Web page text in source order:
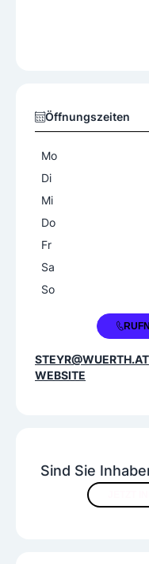
Sind Sie
Öffnungszeiten
Mo
Di
Mi
Do
Fr
Sa
So
+43 50 8242 2640
STEYR@WUERTH.AT
WEBSITE